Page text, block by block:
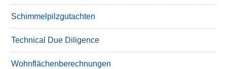
Schimmelpilzgutachten
Technical Due Diligence
Wohnflächenberechnungen